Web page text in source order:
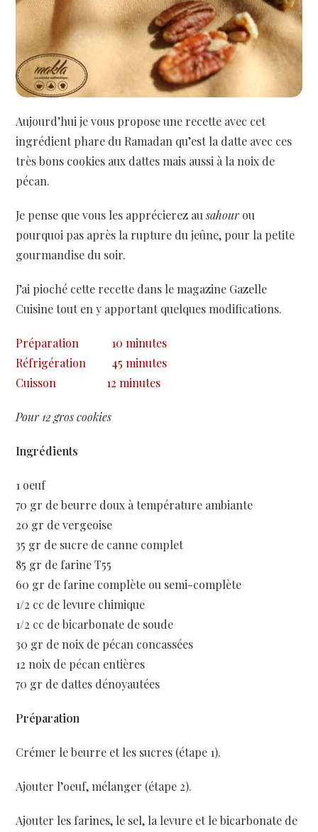
Aujourd’hui je vous propose une recette avec cet
ingrédient phare du Ramadan qu’est la datte avec ces
très bons cookies aux dattes mais aussi à la noix de
pécan.
Je pense que vous les apprécierez ausahour ou
pourquoi pas après la rupture du jeûne, pour la petite
gourmandise du soir.
J’ai pioché cette recette dans le magazine Gazelle
Cuisine tout en y apportant quelques modifications.
Préparation
10 minutes
Réfrigération
45 minutes
Cuisson
12 minutes
Pour 12 gros cookies
Ingrédients
1 oeuf
70 gr de beurre doux à température ambiante
20 gr de vergeoise
35 gr de sucre de canne complet
85 gr de farine T55
60 gr de farine complète ou semi-complète
1/2 cc de levure chimique
1/2 cc de bicarbonate de soude
30 gr de noix de pécan concassées
12 noix de pécan entières
70 gr de dattes dénoyautées
Préparation
Crémer le beurre et les sucres (étape 1).
Ajouter l’oeuf, mélanger (étape 2).
Ajouter les farines, le sel, la levure et le bicarbonate de